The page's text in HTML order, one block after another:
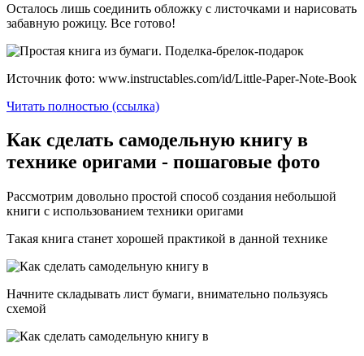
Осталось лишь соединить обложку с листочками и нарисовать
забавную рожицу. Все готово!
Источник фото: www.instructables.com/id/Little-Paper-Note-Book
Читать полностью (ссылка)
Как сделать самодельную книгу в
технике оригами - пошаговые фото
Рассмотрим довольно простой способ создания небольшой
книги с использованием техники оригами
Такая книга станет хорошей практикой в данной технике
Начните складывать лист бумаги, внимательно пользуясь
схемой